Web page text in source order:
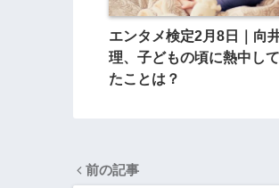
エンタメ検定2月8日｜向
理、子どもの頃に熱中し
たことは？
前の記事